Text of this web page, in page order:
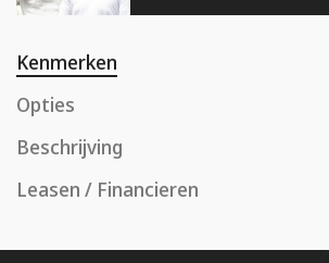
Kenmerken
Opties
Beschrijving
Leasen / Financieren